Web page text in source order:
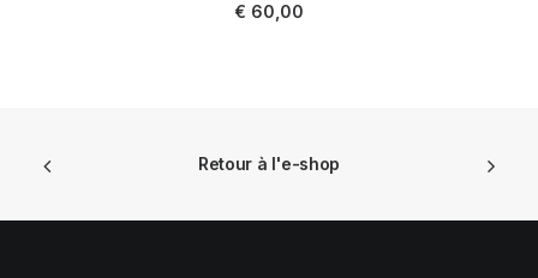
€ 60,00
Retour à l'e-shop